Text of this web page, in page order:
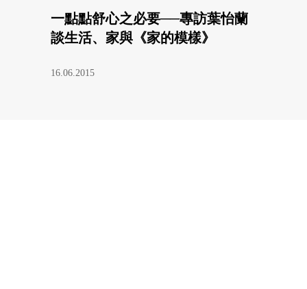
一點點舒心之必要──專訪葉怡蘭
談生活、家與《家的模樣》
16.06.2015